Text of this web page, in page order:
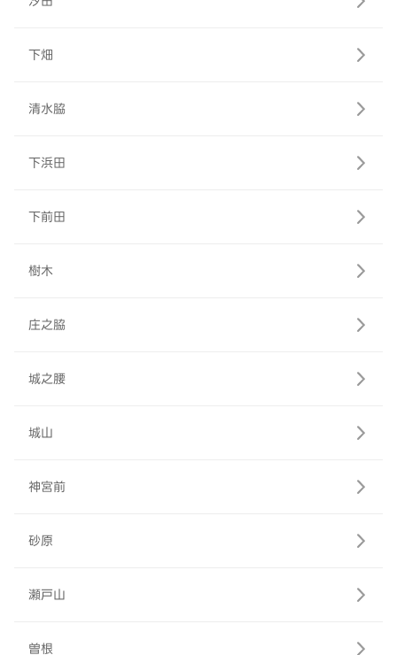
下畑
清水脇
下浜田
下前田
樹木
庄之脇
城之腰
城山
神宮前
砂原
瀬戸山
曽根